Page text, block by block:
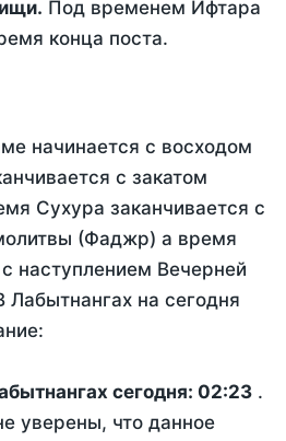
Под временем Ифтара
конца поста.
начинается с восходом
с закатом
Сухура заканчивается с
(Фаджр) а время
наступлением Вечерней
на сегодня
сегодня: 02:23 .
уверены, что данное